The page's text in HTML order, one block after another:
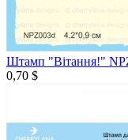
Штамп "Вітання!"
0,70 $